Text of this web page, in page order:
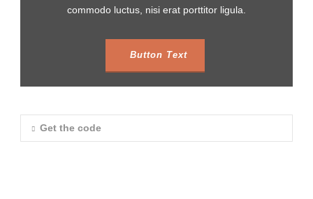
commodo luctus, nisi erat porttitor ligula.
Button Text
Get the code